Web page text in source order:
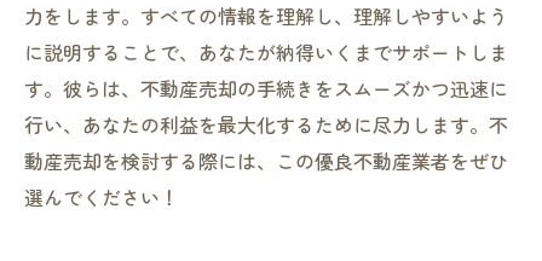
力をします。すべての情報を理解し、理解しやすいよう
に説明することで、あなたが納得いくまでサポートしま
す。彼らは、不動産売却の手続きをスムーズかつ迅速に
行い、あなたの利益を最大化するために尽力します。不
動産売却を検討する際には、この優良不動産業者をぜひ
選んでください！